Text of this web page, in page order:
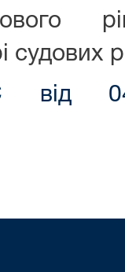
судових
від